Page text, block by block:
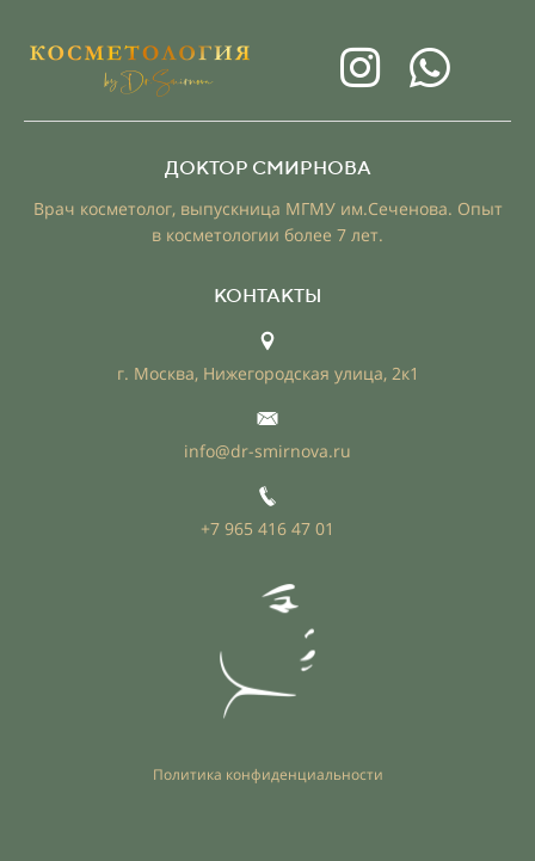
ДОКТОР СМИРНОВА
Врач косметолог, выпускница МГМУ им.Сеченова. Опыт
в косметологии более 7 лет.
КОНТАКТЫ
г. Москва, Нижегородская улица, 2к1
info@dr-smirnova.ru
+7 965 416 47 01
Политика конфиденциальности